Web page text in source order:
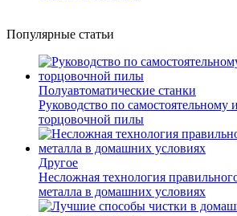
Популярные статьи
Полуавтоматические станки
Руководство по самостоятельному
торцовочной пилы
Другое
Несложная технология
металла в домашних условиях